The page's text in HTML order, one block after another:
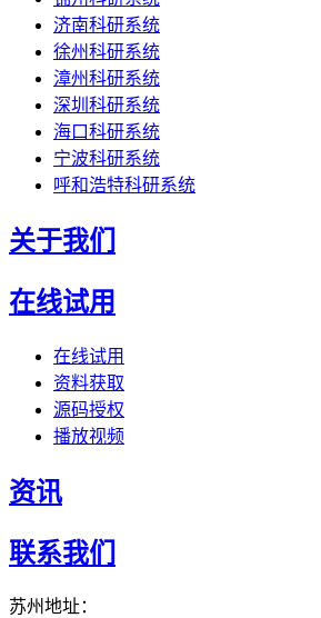
济南科研系统
徐州科研系统
漳州科研系统
深圳科研系统
海口科研系统
宁波科研系统
呼和浩特科研系统
关于我们
在线试用
在线试用
资料获取
源码授权
播放视频
资讯
联系我们
苏州地址：